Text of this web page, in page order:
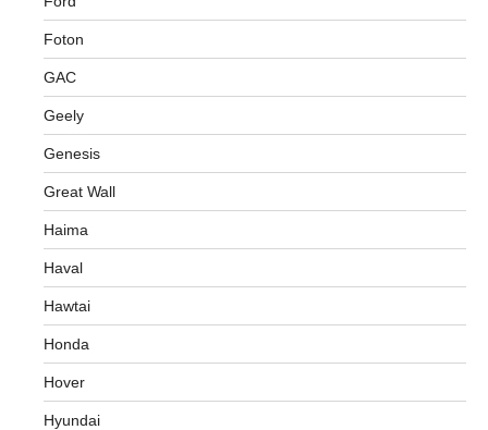
Foton
GAC
Geely
Genesis
Great Wall
Haima
Haval
Hawtai
Honda
Hover
Hyundai